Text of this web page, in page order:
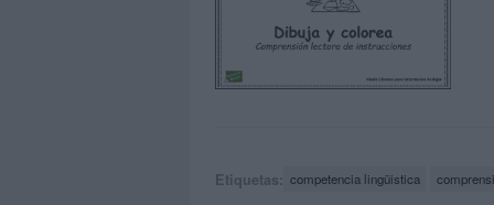
Etiquetas: competencia lingüistica